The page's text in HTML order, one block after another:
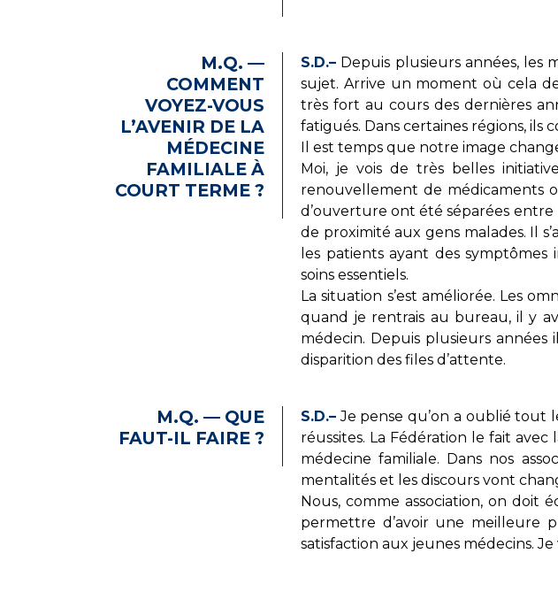
M.Q. —
COMMENT
VOYEZ-VOUS
L’AVENIR DE LA
MÉDECINE
FAMILIALE À
COURT TERME ?
S.D.– Depuis plusieurs années, les
sujet. Arrive un moment où cela
très fort au cours des dernières
fatigués. Dans certaines régions,
Il est temps que notre image
Moi, je vois de très belles
renouvellement de médicaments
d’ouverture ont été séparées entre
de proximité aux gens malades. Il
les patients ayant des
soins essentiels.
La situation s’est améliorée. Les
quand je rentrais au bureau, il y
médecin. Depuis plusieurs
disparition des files d’attente.
M.Q. — QUE
FAUT-IL FAIRE ?
S.D.– Je pense qu’on a oublié tout
réussites. La Fédération le fait
médecine familiale. Dans nos
mentalités et les discours vont
Nous, comme association, on doit
permettre d’avoir une meilleure
satisfaction aux jeunes médecins.